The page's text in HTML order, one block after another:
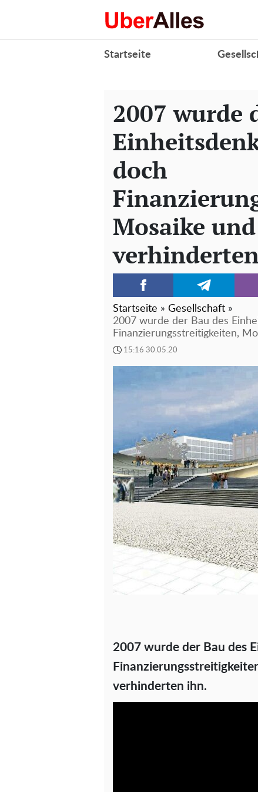
Startseite
2007 wurde
doch
Mosaike
Startseite » Gesellschaft »
2007 wurde der Bau des
Finanzierungsstreitigkeiten,
15:16 30.05.20
2007 wurde der Bau des
verhinderten ihn.